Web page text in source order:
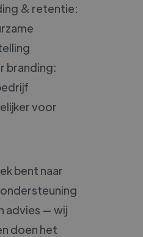
& retentie:
branding:
voor
bent naar
advies — wij
doen het